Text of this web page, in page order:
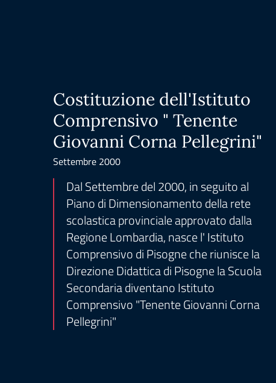
Costituzione dell'Istituto
Comprensivo " Tenente
Giovanni Corna Pellegrini"
Settembre 2000
Dal Settembre del 2000, in seguito al
Piano di Dimensionamento della rete
scolastica provinciale approvato dalla
Regione Lombardia, nasce l' Istituto
Comprensivo di Pisogne che riunisce la
Direzione Didattica di Pisogne la Scuola
Secondaria diventano Istituto
Comprensivo "Tenente Giovanni Corna
Pellegrini"